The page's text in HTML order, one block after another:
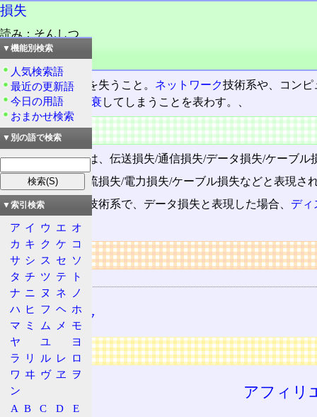
損失
読み：そんしつ
外語：loss
品詞：名詞
利益や財産などを失うこと。 ネットワーク技術系や、コン
が、消失したり
減衰 してしまうことを表わす。、
概要
ネットワークでは、伝送損失/通信損失/データ損失/ケーブル
電気系では、電流損失/電力損失/ケーブル損失などと表現さ
コンピューター技術系で、データ損失と表現した場合、 ディ
表わす。
リンク
関連する用語
伝送
ネットワーク
広告
アフィリ
▼機能別検索
人気検索語
最近の更新語
今日の用語
おまかせ検索
▼別の語で検索
▼索引検索
ア イ ウ エ オ
カ キ ク ケ コ
サ シ ス セ ソ
タ チ ツ テ
ト
ナ ニ ヌ ネ
ノ
ハ ヒ フ ヘ ホ
マ ミ ム メ
モ
ヤ
ユ
ヨ
ラ
リ ル レ ロ
ワ ヰ ヴ ヱ
ヲ
ン
A B C D
E